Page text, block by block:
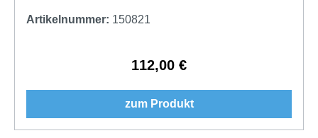
Artikelnummer: 150821
Regulärer Preis:
112,00 €
zum Produkt